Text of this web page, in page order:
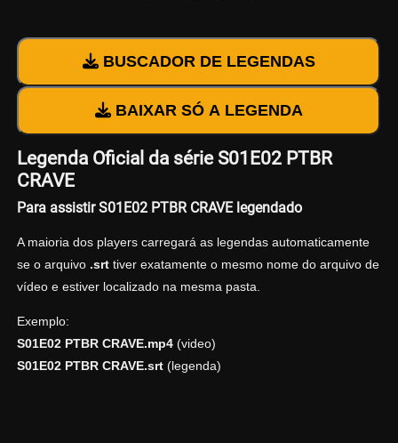
BUSCADOR DE LEGENDAS
BAIXAR SÓ A LEGENDA
Legenda Oficial da série S01E02 PTBR
CRAVE
Para assistir S01E02 PTBR CRAVE legendado
A maioria dos players carregará as legendas automaticamente
se o arquivo .srttiver exatamente o mesmo nome do arquivo de
vídeo e estiver localizado na mesma pasta.
Exemplo:
S01E02 PTBR CRAVE.mp4(video)
S01E02 PTBR CRAVE.srt(legenda)